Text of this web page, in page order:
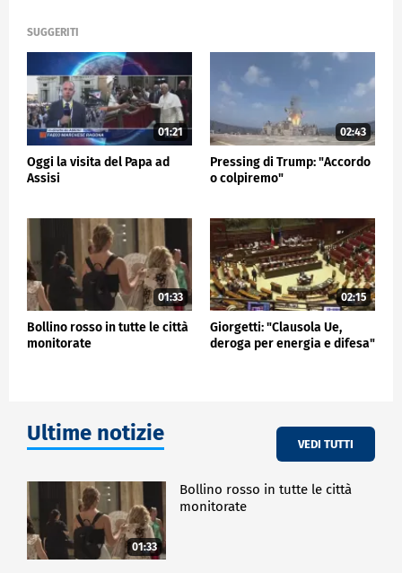
SUGGERITI
01:21
Oggi la visita del Papa ad
Assisi
02:43
Pressing di Trump: "Accordo
o colpiremo"
01:33
Bollino rosso in tutte le città
monitorate
02:15
Giorgetti: "Clausola Ue,
deroga per energia e difesa"
Ultime notizie VEDI TUTTI
01:33
Bollino rosso in tutte le città
monitorate